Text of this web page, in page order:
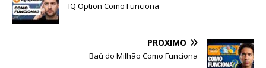
IQ Option Como Funciona
PRÓXIMO
Baú do Milhão Como Funciona